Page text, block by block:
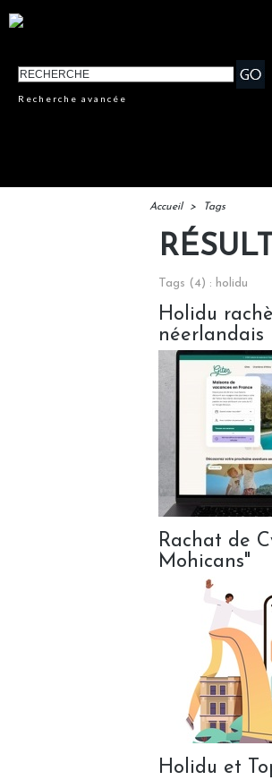
Recherche avancée
Accueil > Tags
Tags (4) : holidu
Holidu
néerlandais
Rachat de
Mohicans"
Holidu et